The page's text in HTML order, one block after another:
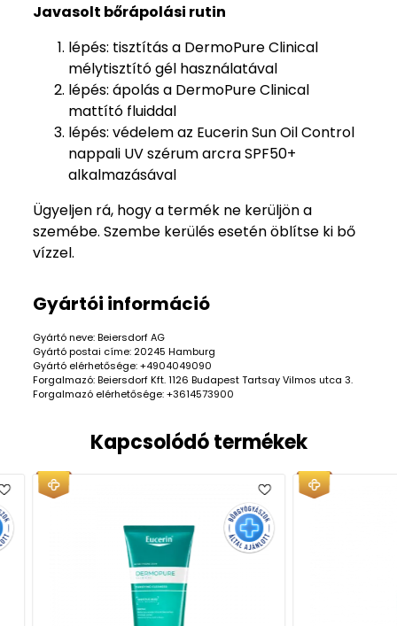
Javasolt bőrápolási rutin
lépés: tisztítás a DermoPure Clinical
mélytisztító gél használatával
lépés: ápolás a DermoPure Clinical
mattító fluiddal
lépés: védelem az Eucerin Sun Oil Control
nappali UV szérum arcra SPF50+
alkalmazásával
Ügyeljen rá, hogy a termék ne kerüljön a
szemébe. Szembe kerülés esetén öblítse ki bő
vízzel.
Gyártói információ
Gyártó neve: Beiersdorf AG
Gyártó postai címe: 20245 Hamburg
Gyártó elérhetősége: +4904049090
Forgalmazó: Beiersdorf Kft. 1126 Budapest Tartsay Vilmos utca 3.
Forgalmazó elérhetősége: +3614573900
Kapcsolódó termékek